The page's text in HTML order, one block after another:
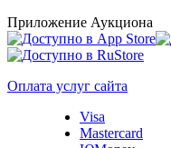
Приложение Аукциона
Оплата услуг сайта
Visa
Mastercard